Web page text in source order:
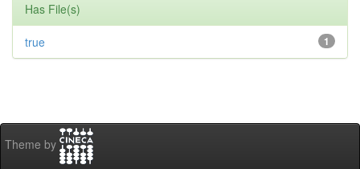
Has File(s)
1
true
Theme by